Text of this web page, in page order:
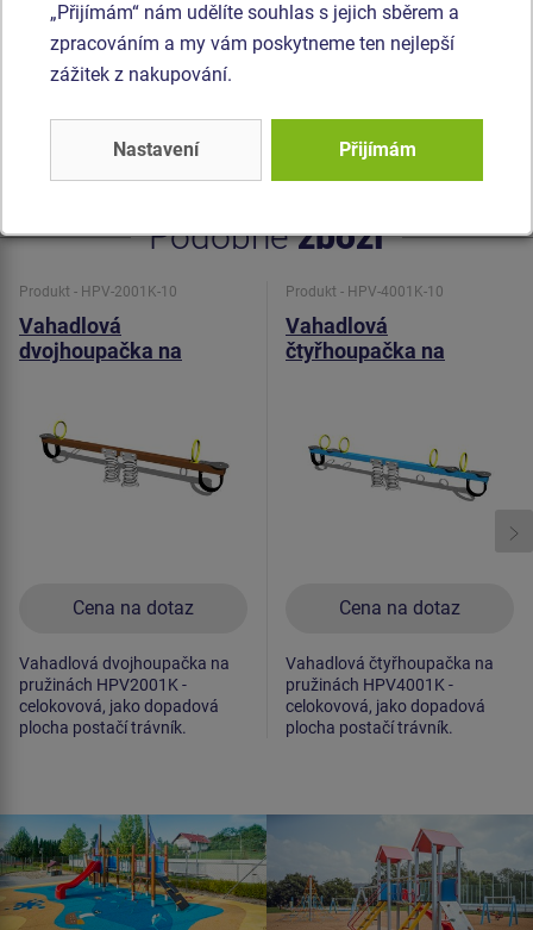
duplexním nástřikem práškovou vypalovací barvou dle
RAL. Houpačka je konstruována s ohledem na vysoké
pryžovými dorazy. Veškerý spojovací materiál je
pozinkovaný nebo nerezový.
Podobnézboží
Produkt - HPV-2001K-10
Vahadlová
dvojhoupačka na
Cena na dotaz
Vahadlová dvojhoupačka na
pružinách HPV2001K -
celokovová, jako dopadová
plocha postačí trávník.
Produkt - HPV-4001K-10
Vahadlová
čtyřhoupačka na
Cena na dotaz
Vahadlová čtyřhoupačka na
pružinách HPV4001K -
celokovová, jako dopadová
plocha postačí trávník.
„Přijímám“ nám udělíte souhlas s jejich sběrem a
zpracováním a my vám poskytneme ten nejlepší
zážitek z nakupování.
Nastavení Přijímám